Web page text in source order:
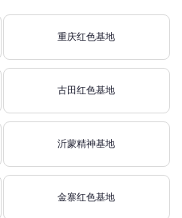
重庆红色基地
古田红色基地
沂蒙精神基地
金寨红色基地